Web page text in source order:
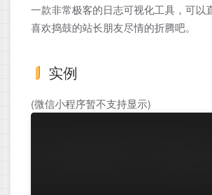
一款非常极客的日志可视化工具，可以
喜欢捣鼓的站长朋友尽情的折腾吧。
实例
(微信小程序暂不支持显示)